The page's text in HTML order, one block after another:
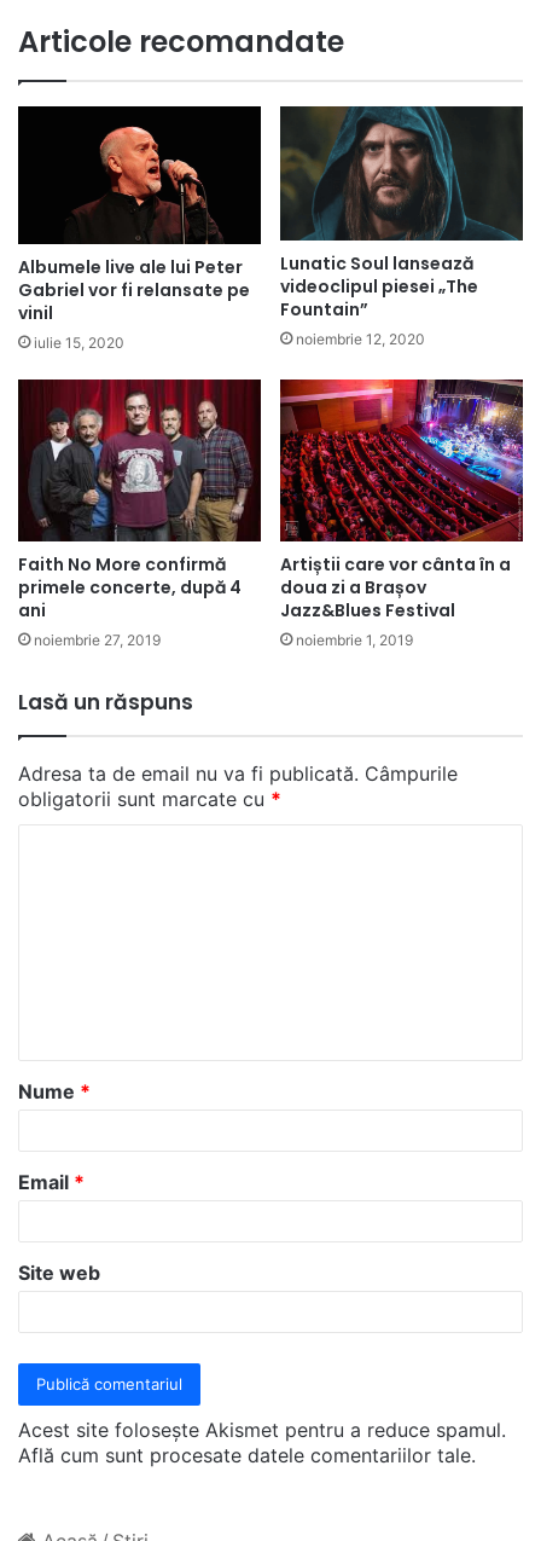
Articole recomandate
Albumele live ale lui Peter
Gabriel vor fi relansate pe
vinil
iulie 15, 2020
Lunatic Soul lansează
videoclipul piesei „The
Fountain”
noiembrie 12, 2020
Faith No More confirmă
primele concerte, după 4
ani
noiembrie 27, 2019
Artiștii care vor cânta în a
doua zi a Brașov
Jazz&Blues Festival
noiembrie 1, 2019
Lasă un răspuns
Adresa ta de email nu va fi publicată. Câmpurile
obligatorii sunt marcate cu *
a
r
*
Nume *
Email *
Site web
Acest site folosește Akismet pentru a reduce spamul.
Află cum sunt procesate datele comentariilor tale.